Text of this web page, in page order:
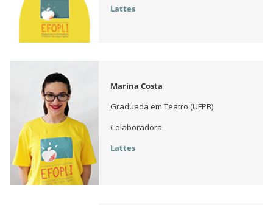
Lattes
Marina Costa
Graduada em Teatro (UFPB)
Colaboradora
Lattes